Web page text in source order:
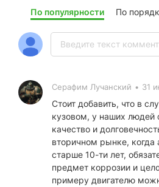
По популярности По
Серафим Лучанский • 31
Стоит добавить, что в
кузовом, у наших людей
качество и
вторичном рынке, когда
старше 10-ти лет,
предмет коррозии и
примеру двигателю